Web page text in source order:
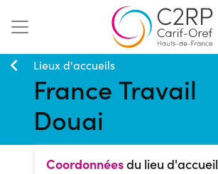
Aller
au
contenu
Lieux d'accueils
France Travail
Douai
Coordonnéesdu lieu d'accueil